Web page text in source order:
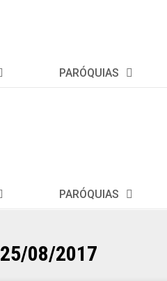
PARÓQUIAS
PARÓQUIAS
25/08/2017